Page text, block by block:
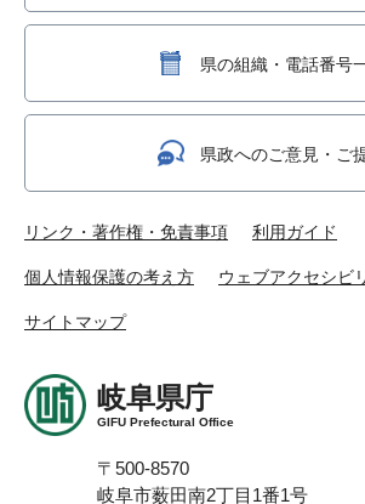
県の組織・電話番号
県政へのご意見・ご
リンク・著作権・免責事項 利用ガイド
個人情報保護の考え方 ウェブアクセシビ
サイトマップ
岐阜県庁
GIFU Prefectural Office
〒500-8570
岐阜市薮田南2丁目1番1号